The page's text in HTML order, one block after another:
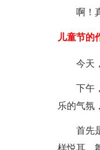
啊！
儿童节的
今天
下午
乐的气氛
首先
样悦耳，